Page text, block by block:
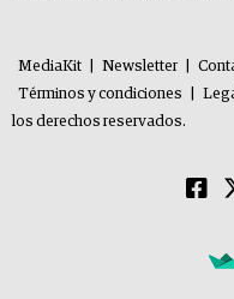
MediaKit Newsletter
Términos y condiciones
los derechos reservados.